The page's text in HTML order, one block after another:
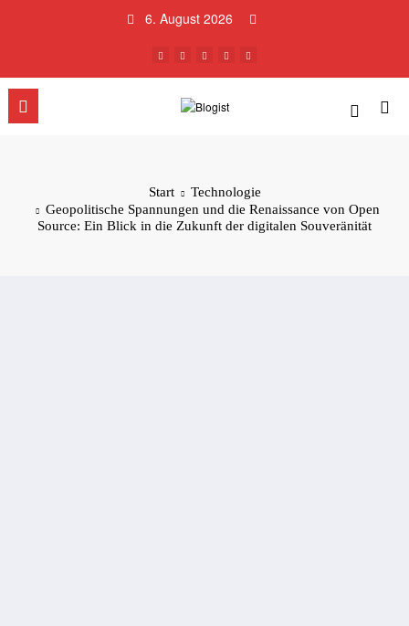
6. August 2026
Start
Technologie
Geopolitische Spannungen und die Renaissance von Open
Source: Ein Blick in die Zukunft der digitalen Souveränität